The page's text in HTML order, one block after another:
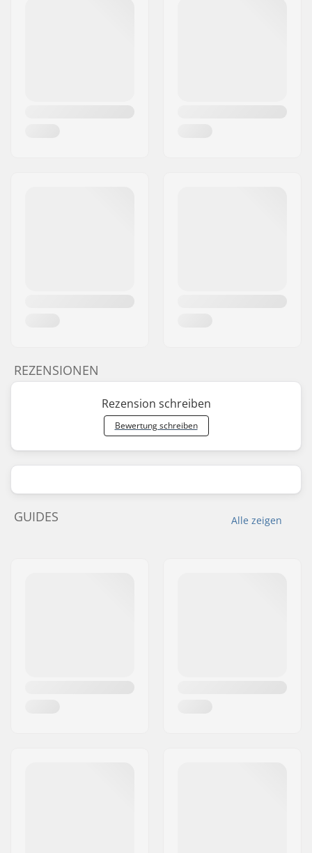
REZENSIONEN
Rezension schreiben
Bewertung schreiben
Alle zeigen
GUIDES